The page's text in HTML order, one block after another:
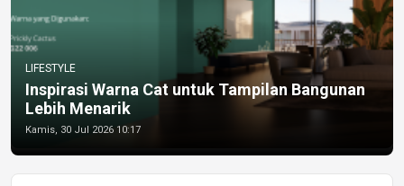
LIFESTYLE
Inspirasi Warna Cat untuk Tampilan Bangunan
Lebih Menarik
Kamis, 30 Jul 2026 10:17